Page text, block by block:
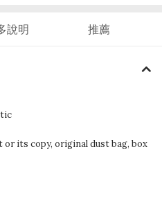
說明 推薦
or its copy, original dust bag, box